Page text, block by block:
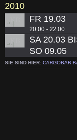
2010
FR 19.03
20:00 - 22:00
SA 20.03
SO 09.05
SIE SIND HIER: CARGOBAR